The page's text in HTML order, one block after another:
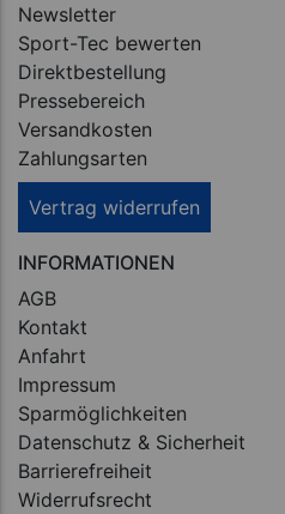
Newsletter
Sport-Tec bewerten
Direktbestellung
Pressebereich
Versandkosten
Zahlungsarten
Vertrag widerrufen
INFORMATIONEN
AGB
Kontakt
Anfahrt
Impressum
Sparmöglichkeiten
Datenschutz & Sicherheit
Barrierefreiheit
Widerrufsrecht